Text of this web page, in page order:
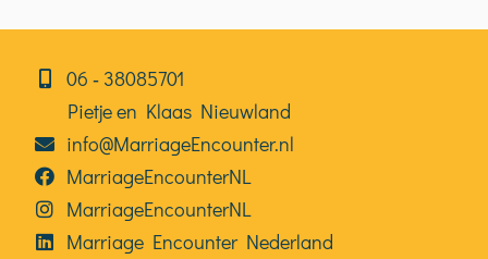
06⁠⁠ ‑ 38085701
Pietje en Klaas Nieuwland
info@MarriageEncounter.nl
MarriageEncounterNL
MarriageEncounterNL
Marriage Encounter Nederland